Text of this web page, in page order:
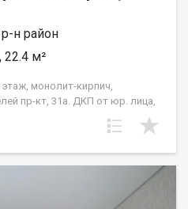
н район
22.4 м²
монолит-кирпич,
пр-кт, 31а. ДКП от юр. лица,